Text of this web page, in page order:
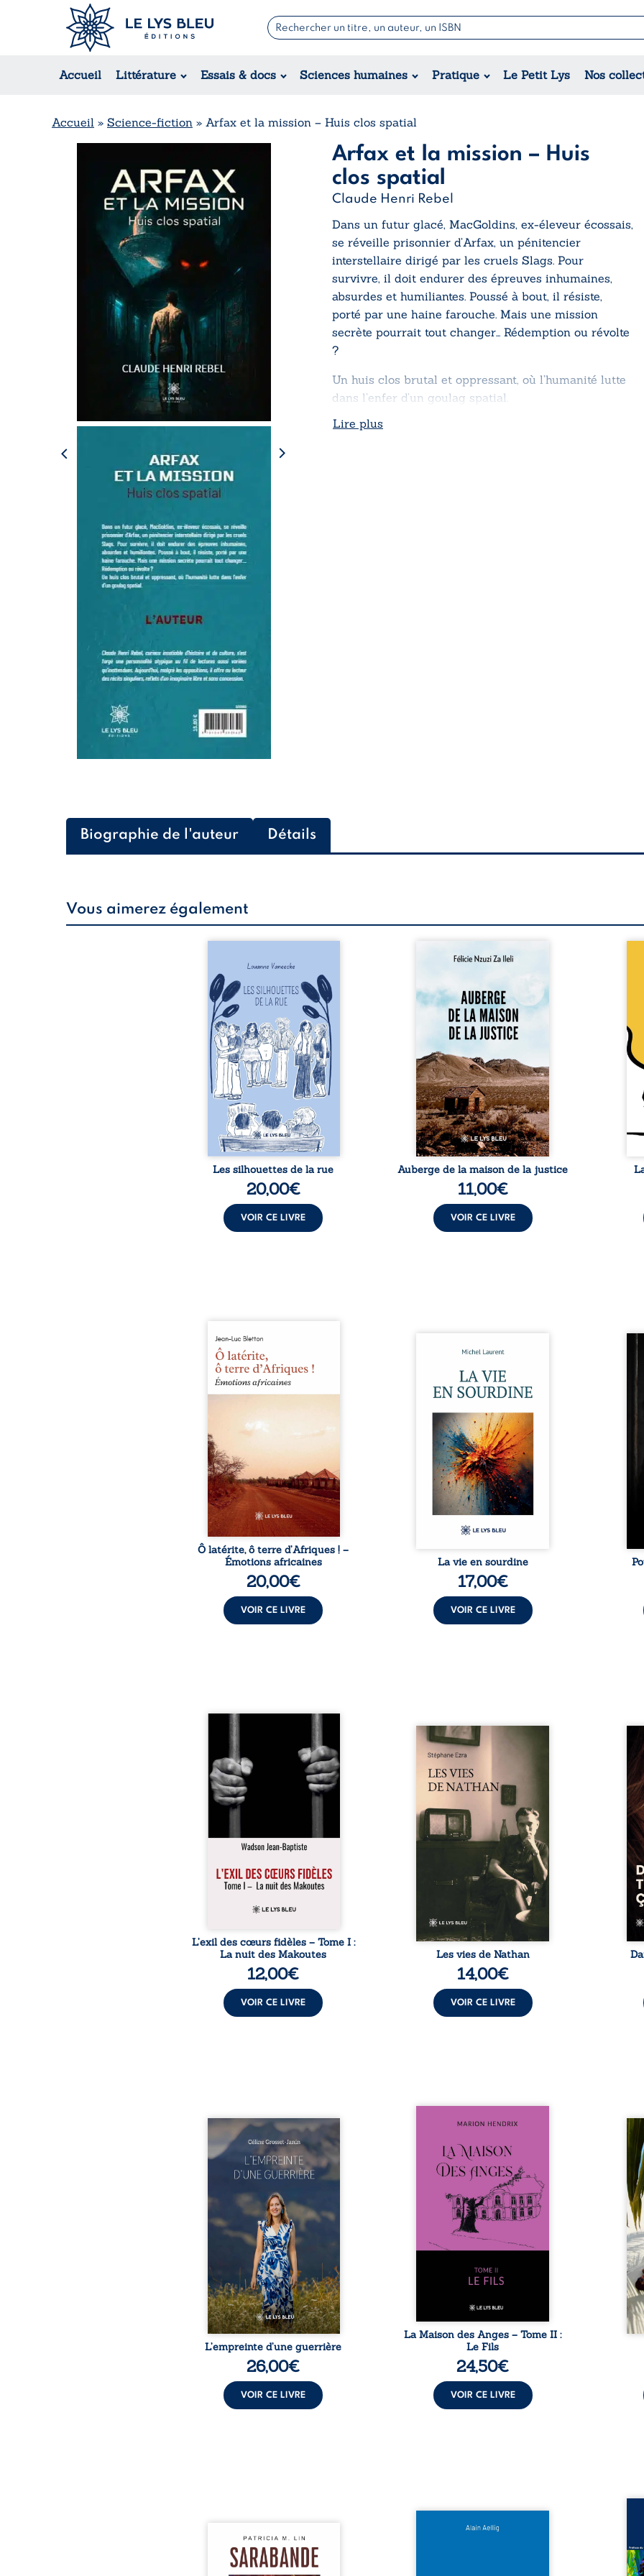
Accueil Littérature Essais & docs Sciences humaines Pratique Le Petit Lys Nos
Romans
Suspense / Thriller / Policier
Romance
Régional
Jeunesse
Théâtre
Accueil » Science-fiction » Arfax et la mission – Huis clos spatial
Arfax et la mission – Huis
clos spatial
Claude Henri Rebel
Dans un futur glacé, MacGoldins, ex-éleveur écossais,
se réveille prisonnier d’Arfax, un pénitencier
interstellaire dirigé par les cruels Slags. Pour
survivre, il doit endurer des épreuves inhumaines,
absurdes et humiliantes. Poussé à bout, il résiste,
porté par une haine farouche. Mais une mission
secrète pourrait tout changer… Rédemption ou révolte
?
Un huis clos brutal et oppressant, où l’humanité lutte
dans l’enfer d’un goulag spatial.
Lire plus
Biographie de l'auteur Détails
Vous aimerez également
donne la parole à six
personnages ordinaires,
traversés par des pensées, des
émotions et des silences qui
pourraient appartenir à
chacun de nous. À travers
leurs parcours, ce roman invite
à porter un regard différent
sur celles et ceux qui nous
entourent, à deviner ce qui se
cache derrière les apparences
et à s’ouvrir au fourmillement
sensible de notre ...
Les silhouettes de la rue
20,00€
VOIR CE LIVRE
Auberge de la maison de la
parcours exemplaire de Mbala
Zi Nkuaku Lema Félix.
Magistrat intègre, fervent
défenseur des droits humains
et de l’indépendance
judiciaire, il voit sa carrière de
trente-quatre ans brutalement
brisée par une révocation
arbitraire en 2009, plongeant
sa vie dans un chaos matériel
et moral. À ...
Auberge de la maison de la justice
11,00€
VOIR CE LIVRE
le
Ô latérite, ô terre d’Afriques !
est un hommage poétique et
authentique aux paysages, aux
rencontres et aux émotions
brutes d’un continent en
reconstruction, entre
souvenirs intimes – la pluie à
Namoungou, le baobab de
Zagtouli – aux portraits
marquants – Thomas Sankara,
Hamadoun Dicko, le Vieux
Biokou – l’auteur partage des
instantanés ...
Ô latérite, ô terre d’Afriques ! –
Émotions africaines
20,00€
VOIR CE LIVRE
Nina et Pierre se sont
presque par hasard, et se sont
aimés simplement, persuadés
que la présence de l’autre
suffirait. Ils mènent une
existence modeste, rythmée
par le travail, la fatigue et les
silences. La mort de la mère de
Nina, chez qui ils vivent,
fragilise un équilibre déjà
précaire. Puis vient la
naissance de leur enfant, et le
basculement. ...
La vie en sourdine
17,00€
VOIR CE LIVRE
la
ont
la
« Une nuit suffit parfois pour
briser une famille… mais
certaines fidélités traversent
les années. » Haïti, sous la
dictature des Duvalier. La peur
s’étend jusque dans les
villages les plus reculés. À
Bainet, Jean-Joël Joli mène une
existence paisible avec sa
famille. Chef de section
respecté, il refuse pourtant de
fermer les yeux sur l’injustice.
Mais, dans un ...
L’exil des cœurs fidèles – Tome I :
La nuit des Makoutes
12,00€
VOIR CE LIVRE
Les vies de Nathan est un
recueil de poésie né en trois
la première fois, Stéphane Ezra,
médium, a pu communiquer
avec son père, disparu depuis
plus de vingt ans et qu’il n’a
jamais connu. De ce dialogue
par-delà la mort naissent des
poèmes qui retracent une vie
marquée par la Seconde
Guerre mondiale, une identité
juive brisée, la guerre ...
Les vies de Nathan
14,00€
VOIR CE LIVRE
À
ce
Que reste-t-il de l’enfance
lorsque la maladie impose ses
propres règles ? L’empreinte
d’une guerrière livre, sans
détour, le récit d’un quotidien
bouleversé par la maladie
chronique, l’errance médicale
et de longues hospitalisations.
L’auteure y raconte ce que les
dossiers médicaux taisent : la
peur, l’isolement, l’épuisement
et le sentiment de ne pas ...
L’empreinte d’une guerrière
26,00€
VOIR CE LIVRE
Nous sommes en 1979, soit 15
patriarche Anatole-Eustache.
La famille devra affronter non
seulement un inconnu qui rôde
autour du domaine et dont
Firmin, le fidèle majordome,
redoute les visites, le passé
encombrant d’Anatole-
Eustache, la malédiction
familiale, mais aussi la toute-
comment dompter cet enfant
avant qu’il ...
La Maison des Anges – Tome II :
Le Fils
24,50€
VOIR CE LIVRE
Au
eux,
Aux chants crépitants de l’été,
Sous le silence ouaté de la
neige en hiver, Au cours de
Et si le naufrage n’avait pas
La
de